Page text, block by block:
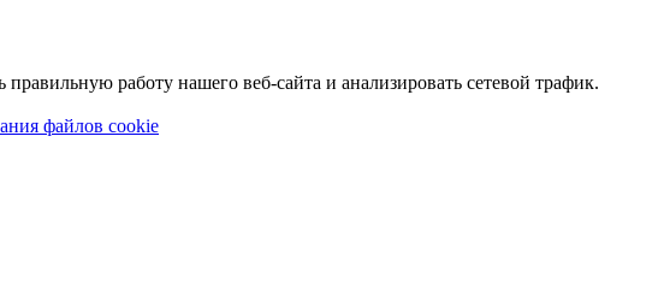
работу нашего веб-сайта и анализировать сетевой трафик.
файлов cookie